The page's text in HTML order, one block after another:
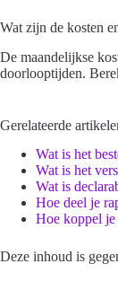
Wat zijn de kosten
De maandelijkse
doorlooptijden.
Gerelateerde
Wat is het
Wat is het
Wat is
Hoe deel je
Hoe koppel je
Deze inhoud is